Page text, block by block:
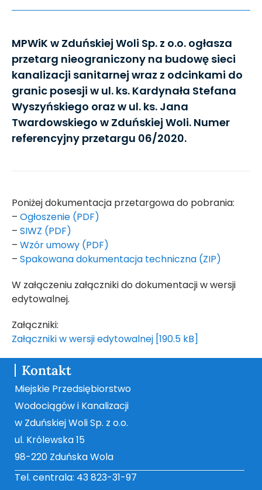
MPWiK w Zduńskiej Woli Sp. z o.o. ogłasza
przetarg nieograniczony na budowę sieci
kanalizacji sanitarnej wraz z odcinkami do
granic posesji w ul. ks. Kardynała Stefana
Wyszyńskiego oraz w ul. ks. Jana
Twardowskiego w Zduńskiej Woli. Numer
referencyjny przetargu 06/2020.
Poniżej dokumentacja przetargowa do pobrania:
– Ogłoszenie (PDF)
– SIWZ (PDF)
– Wzór umowy (PDF)
– Spakowana dokumentacja techniczna (ZIP)
W załączeniu załączniki do dokumentacji w wersji
edytowalnej.
Załączniki:
Załączniki w wersji edytowalnej [190.5 kB]
Kontakt
Miejskie Przedsiębiorstwo
Wodociągów i Kanalizacji
w Zduńskiej Woli Sp. z o.o.
ul. Królewska 15
98-220 Zduńska Wola
Tel. centrala: 43 823-31-97